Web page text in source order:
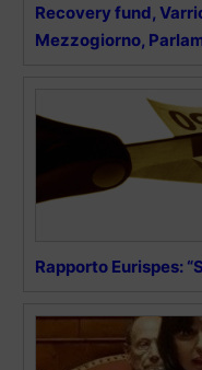
Recovery fund,
Mezzogiorno,
Rapporto Eurispes: